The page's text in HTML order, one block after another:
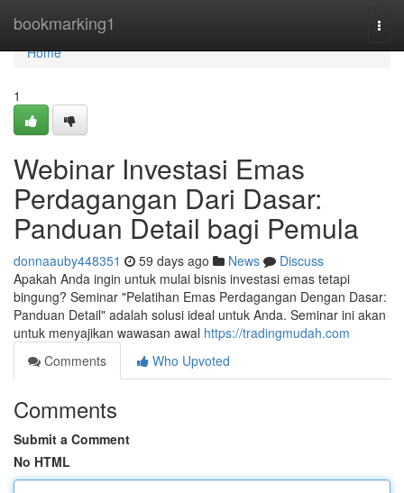
bookmarking1
Home
Home
1
Webinar Investasi Emas
Perdagangan Dari Dasar:
Panduan Detail bagi Pemula
donnaauby448351 59 days ago News
Discuss
Apakah Anda ingin untuk mulai bisnis investasi emas tetapi
bingung? Seminar "Pelatihan Emas Perdagangan Dengan Dasar:
Panduan Detail" adalah solusi ideal untuk Anda. Seminar ini akan
untuk menyajikan wawasan awal https://tradingmudah.com
Comments
Who Upvoted
Comments
Submit a Comment
No HTML